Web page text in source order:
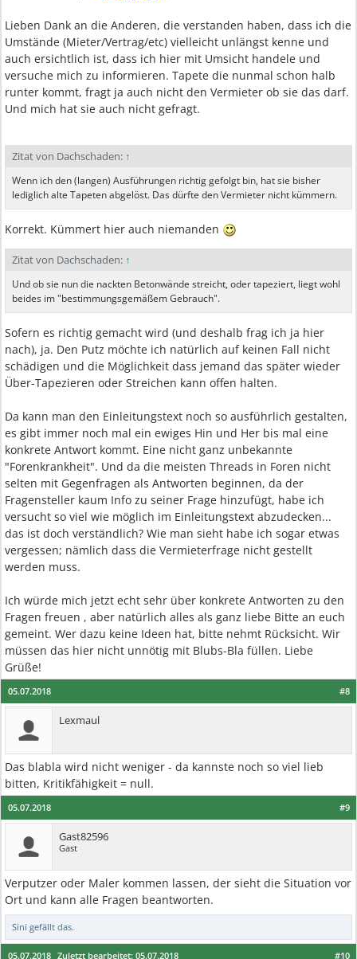
Lieben Dank an die Anderen, die verstanden haben, dass ich die
Umstände (Mieter/Vertrag/etc) vielleicht unlängst kenne und
auch ersichtlich ist, dass ich hier mit Umsicht handele und
versuche mich zu informieren. Tapete die nunmal schon halb
runter kommt, fragt ja auch nicht den Vermieter ob sie das darf.
Und mich hat sie auch nicht gefragt.
Zitat von Dachschaden: ↑
Wenn ich den (langen) Ausführungen richtig gefolgt bin, hat sie bisher
lediglich alte Tapeten abgelöst. Das dürfte den Vermieter nicht kümmern.
Korrekt. Kümmert hier auch niemanden
Zitat von Dachschaden: ↑
Und ob sie nun die nackten Betonwände streicht, oder tapeziert, liegt wohl
beides im "bestimmungsgemäßem Gebrauch".
Sofern es richtig gemacht wird (und deshalb frag ich ja hier
nach), ja. Den Putz möchte ich natürlich auf keinen Fall nicht
schädigen und die Möglichkeit dass jemand das später wieder
Über-Tapezieren oder Streichen kann offen halten.
Da kann man den Einleitungstext noch so ausführlich gestalten,
es gibt immer noch mal ein ewiges Hin und Her bis mal eine
konkrete Antwort kommt. Eine nicht ganz unbekannte
"Forenkrankheit". Und da die meisten Threads in Foren nicht
selten mit Gegenfragen als Antworten beginnen, da der
Fragensteller kaum Info zu seiner Frage hinzufügt, habe ich
versucht so viel wie möglich im Einleitungstext abzudecken...
das ist doch verständlich? Wie man sieht habe ich sogar etwas
vergessen; nämlich dass die Vermieterfrage nicht gestellt
werden muss.
Ich würde mich jetzt echt sehr über konkrete Antworten zu den
Fragen freuen , aber natürlich alles als ganz liebe Bitte an euch
gemeint. Wer dazu keine Ideen hat, bitte nehmt Rücksicht. Wir
müssen das hier nicht unnötig mit Blubs-Bla füllen. Liebe
Grüße!
#8
05.07.2018
Lexmaul
Das blabla wird nicht weniger - da kannste noch so viel lieb
bitten, Kritikfähigkeit = null.
#9
05.07.2018
Gast82596
Gast
Verputzer oder Maler kommen lassen, der sieht die Situation vor
Ort und kann alle Fragen beantworten.
Sini gefällt das.
#10
05.07.2018 Zuletzt bearbeitet: 05.07.2018